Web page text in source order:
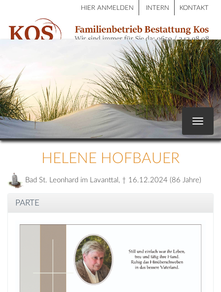
HIER ANMELDEN INTERN KONTAKT
Toggle
HELENE HOFBAUER
Bad St. Leonhard im Lavanttal, † 16.12.2024 (86 Jahre)
PARTE